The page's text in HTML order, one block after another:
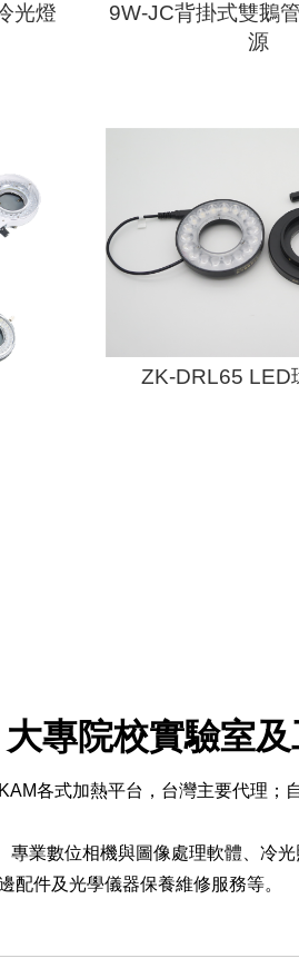
光燈
9W-JC背掛式雙鵝
源
ZK-DRL65 LED
專院校實驗室
各式加熱平台，台灣主要代理；
業數位相機與圖像處理軟體、冷
配件及光學儀器保養維修服務等。